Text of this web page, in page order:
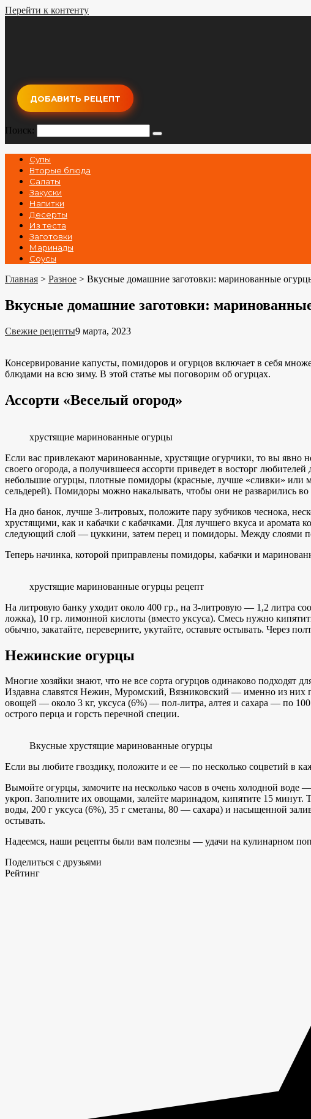
Перейти к контенту
ДОБАВИТЬ РЕЦЕПТ
Поиск:
Супы
Вторые блюда
Салаты
Закуски
Напитки
Десерты
Из теста
Заготовки
Маринады
Соусы
Главная > Разное > Вкусные домашние заготовки: маринованные
Вкусные домашние заготовки:
Свежие рецепты9 марта, 2023
Консервирование капусты, помидоров и огурцов включает в себя
блюдами на всю зиму. В этой статье мы поговорим об огурцах.
Ассорти «Веселый огород»
хрустящие маринованные огурцы
Если вас привлекают маринованные, хрустящие огурчики, то вы явно
своего огорода, а получившееся ассорти приведет в восторг
небольшие огурцы, плотные помидоры (красные, лучше «сливки» или
сельдерей). Помидоры можно накалывать, чтобы они не разварились
На дно банок, лучше 3-литровых, положите пару зубчиков чеснока,
хрустящими, как и кабачки с кабачками. Для лучшего вкуса и аромата
следующий слой — цуккини, затем перец и помидоры. Между слоями
Теперь начинка, которой приправлены помидоры, кабачки и
хрустящие маринованные огурцы рецепт
На литровую банку уходит около 400 гр., на 3-литровую — 1,2 литра
ложка), 10 гр. лимонной кислоты (вместо уксуса). Смесь нужно
обычно, закатайте, переверните, укутайте, оставьте остывать. Через
Нежинские огурцы
Многие хозяйки знают, что не все сорта огурцов одинаково подходят
Издавна славятся Нежин, Муромский, Вязниковский — именно из них
овощей — около 3 кг, уксуса (6%) — пол-литра, алтея и сахара — по
острого перца и горсть перечной специи.
Вкусные хрустящие маринованные огурцы
Если вы любите гвоздику, положите и ее — по несколько соцветий в
Вымойте огурцы, замочите на несколько часов в очень холодной воде
укроп. Заполните их овощами, залейте маринадом, кипятите 15
воды, 200 г уксуса (6%), 35 г сметаны, 80 — сахара) и насыщенной
остывать.
Надеемся, наши рецепты были вам полезны — удачи на кулинарном
Поделиться с друзьями
Рейтинг